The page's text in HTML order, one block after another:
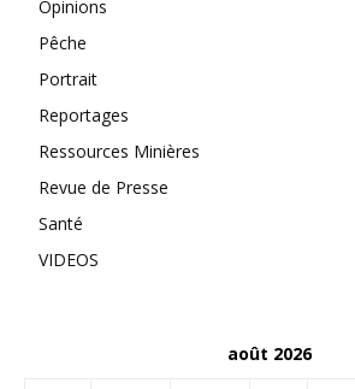
Opinions
Pêche
Portrait
Reportages
Ressources Minières
Revue de Presse
Santé
VIDEOS
août 2026